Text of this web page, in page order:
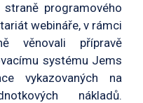
programového
webináře, v rámci
věnovali přípravě
systému Jems
vykazovaných na
nákladů.